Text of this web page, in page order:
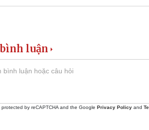
luận
protected by reCAPTCHA and the Google Privacy Policy and